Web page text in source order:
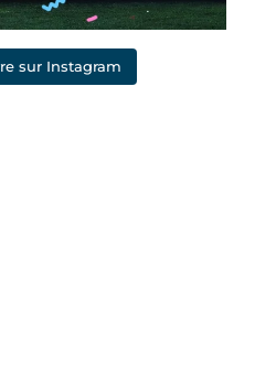
sur Instagram